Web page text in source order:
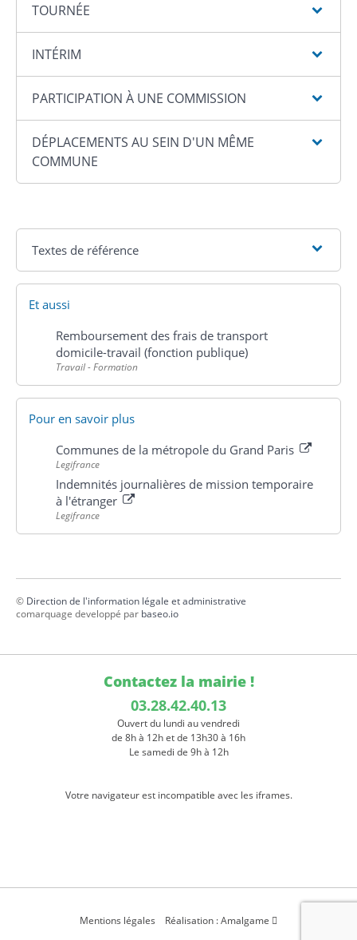
TOURNÉE
INTÉRIM
PARTICIPATION À UNE COMMISSION
DÉPLACEMENTS AU SEIN D'UN MÊME
COMMUNE
Textes de référence
Et aussi
Remboursement des frais de transport
domicile-travail (fonction publique)
Travail - Formation
Pour en savoir plus
Communes de la métropole du Grand Paris
Legifrance
Indemnités journalières de mission temporaire
à l'étranger
Legifrance
© Direction de l'information légale et administrative
comarquage developpé par baseo.io
Contactez la mairie !
03.28.42.40.13
Ouvert du lundi au vendredi
de 8h à 12h et de 13h30 à 16h
Le samedi de 9h à 12h
Votre navigateur est incompatible avec les iframes.
Mentions légales Réalisation : Amalgame